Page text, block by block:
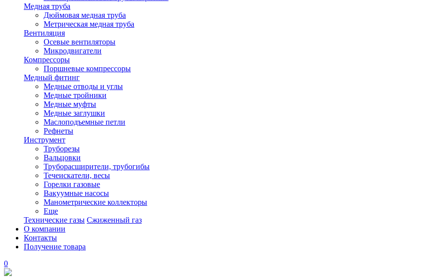
Медная труба
Дюймовая медная труба
Метрическая медная труба
Вентиляция
Осевые вентиляторы
Микродвигатели
Компрессоры
Поршневые компрессоры
Медный фитинг
Медные отводы и углы
Медные тройники
Медные муфты
Медные заглушки
Маслоподъемные петли
Рефнеты
Инструмент
Труборезы
Вальцовки
Труборасширители, трубогибы
Течеискатели, весы
Горелки газовые
Вакуумные насосы
Манометрические коллекторы
Еще
Технические газы Сжиженный газ
О компании
Контакты
Получение товара
0